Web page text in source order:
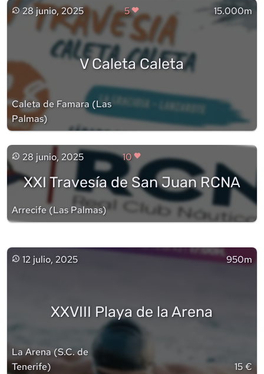
28 junio, 2025 5 15.000m
V Caleta Caleta
Caleta de Famara (Las
Palmas)
28 junio, 2025 10
XXI Travesía de San Juan RCNA
Arrecife (Las Palmas)
12 julio, 2025 950m
XXVIII Playa de la Arena
La Arena(S.C. de
Tenerife) 15 €